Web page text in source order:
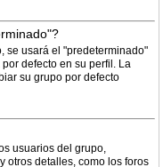
se usará el "predeterminado"
defecto en su perfil. La
su grupo por defecto
usuarios del grupo,
otros detalles, como los foros